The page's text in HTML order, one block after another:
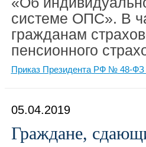
системе ОПС». В
гражданам
пенсионного
Приказ Президента РФ № 48-ФЗ
05.04.2019
Граждане,